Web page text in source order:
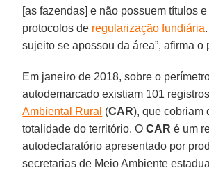
[as fazendas] e não possuem títulos
protocolos de regularização fundiária
sujeito se apossou da área”, afirma o
Em janeiro de 2018, sobre o
autodemarcado existiam 101
Ambiental Rural (CAR), que cobriam
totalidade do território. OCAR é um
autodeclaratório apresentado por
secretarias de Meio Ambiente